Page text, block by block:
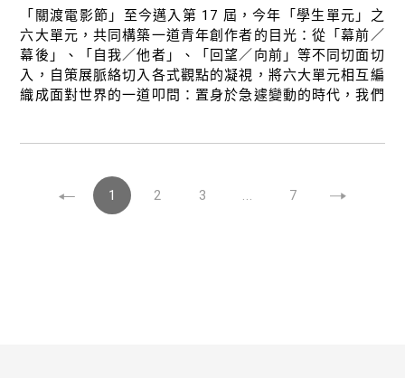
「關渡電影節」至今邁入第 17 屆，今年「學生單元」之
六大單元，共同構築一道青年創作者的目光：從「幕前／
幕後」、「自我／他者」、「回望／向前」等不同切面切
入，自策展脈絡切入各式觀點的凝視，將六大單元相互編
織成面對世界的一道叩問：置身於急遽變動的時代，我們
1 2 3 ... 7